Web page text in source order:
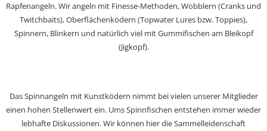
Rapfenangeln. Wir angeln mit Finesse-Methoden, Wobblern (Cranks und
Twitchbaits), Oberflächenködern (Topwater Lures bzw. Toppies),
Spinnern, Blinkern und natürlich viel mit Gummifischen am Bleikopf
(Jigkopf).
Das Spinnangeln mit Kunstködern nimmt bei vielen unserer Mitglieder
einen hohen Stellenwert ein. Ums Spinnfischen entstehen immer wieder
lebhafte Diskussionen. Wir können hier die Sammelleidenschaft